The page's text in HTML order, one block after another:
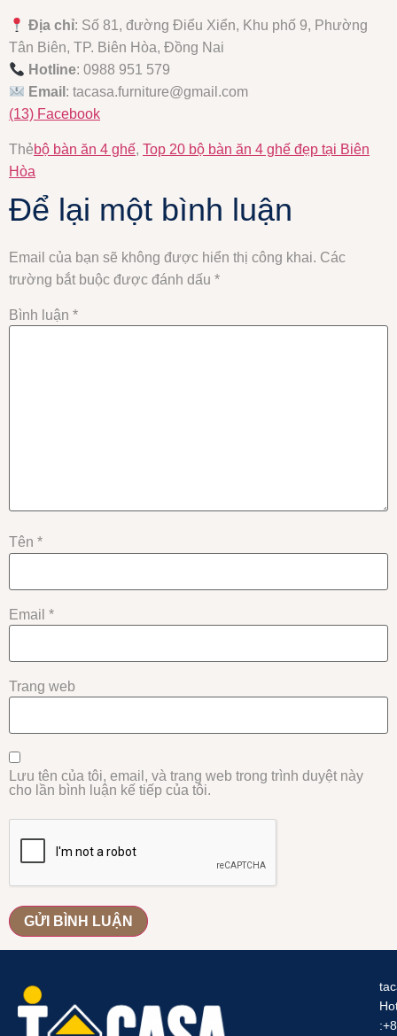
Địa chỉ: Số 81, đường Điểu Xiển, Khu phố 9, Phường
Tân Biên, TP. Biên Hòa, Đồng Nai
Hotline: 0988 951 579
Email :tacasa.furniture@gmail.com
(13) Facebook
Thẻbộ bàn ăn 4 ghế, Top 20 bộ bàn ăn 4 ghế đẹp tại Biên
Hòa
Để lại một bình luận
Email của bạn sẽ không được hiển thị công khai. Các
trường bắt buộc được đánh dấu *
Bình luận *
Tên *
Email *
Trang web
Lưu tên của tôi, email, và trang web trong trình duyệt này
cho lần bình luận kế tiếp của tôi.